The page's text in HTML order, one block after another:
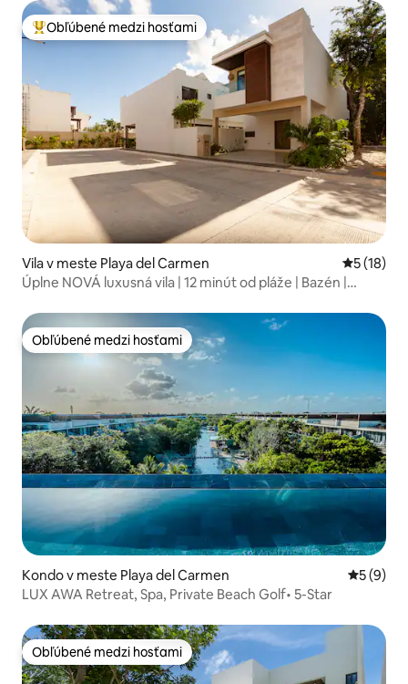
Najobľúbenejšie medzi hosťami
Obľúbené medzi hosťami
Vila v meste Playa del Carmen
5 (18)
Úplne NOVÁ luxusná vila | 12 minút od pláže | Bazén |
Obľúbené medzi hosťami
Obľúbené medzi hosťami
Kondo v meste Playa del Carmen
5 (9)
LUX AWA Retreat, Spa, Private Beach Golf• 5-Star
Obľúbené medzi hosťami
Obľúbené medzi hosťami